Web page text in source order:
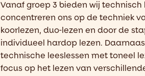
Vanaf groep 3 bieden wij technisch
concentreren ons op de techniek
koorlezen, duo-lezen en door de
individueel hardop lezen.
technische leeslessen met toneel
focus op het lezen van